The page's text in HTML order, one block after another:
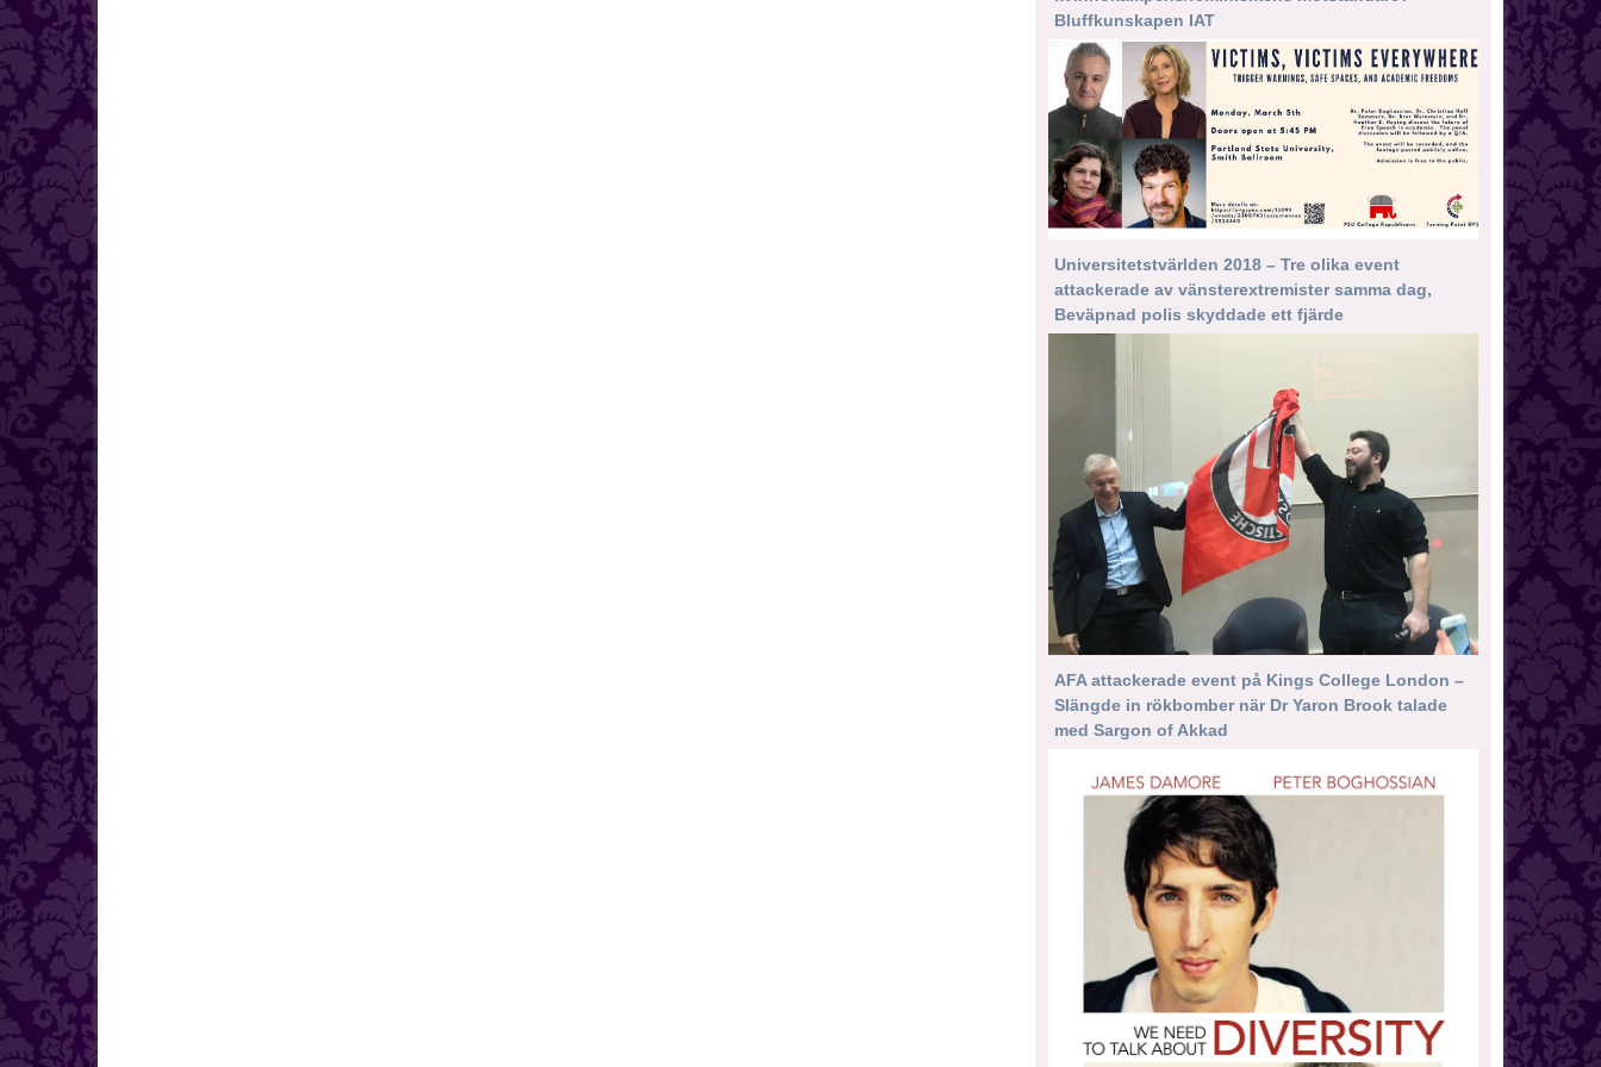
Bluffkunskapen IAT
Universitetstvärlden 2018 – Tre olika event
attackerade av vänsterextremister samma dag,
Beväpnad polis skyddade ett fjärde
AFA attackerade event på Kings College London –
Slängde in rökbomber när Dr Yaron Brook talade
med Sargon of Akkad